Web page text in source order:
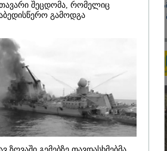
შეიძინე ალდაგის
დაზღვევა და
შეცდომა, რომელიც
გამოდგა